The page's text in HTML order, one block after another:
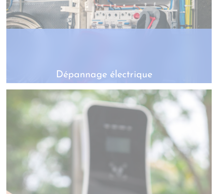
Dépannage électrique